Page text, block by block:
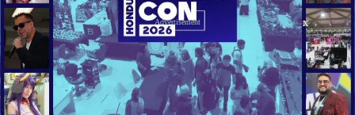
X
X
X